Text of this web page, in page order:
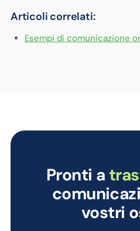
Articoli correlati:
Esempi di comunicazione
Pronti a
vostri